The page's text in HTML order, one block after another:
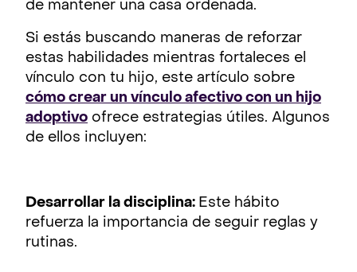
de mantener una casa ordenada.
Si estás buscando maneras de reforzar
estas habilidades mientras fortaleces el
vínculo con tu hijo, este artículo sobre
cómo crear un vínculo afectivo con un hijo
adoptivo ofrece estrategias útiles. Algunos
de ellos incluyen:
Desarrollar la disciplina: Este hábito
refuerza la importancia de seguir reglas y
rutinas.